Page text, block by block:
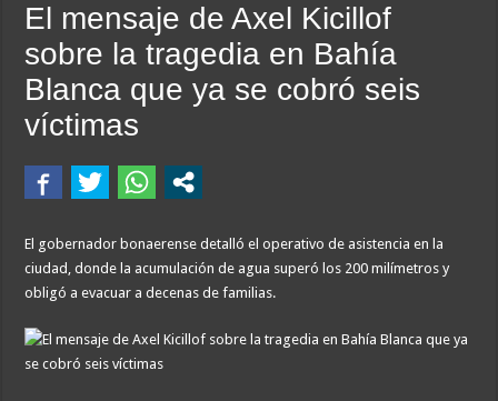
El mensaje de Axel Kicillof
sobre la tragedia en Bahía
Blanca que ya se cobró seis
víctimas
El gobernador bonaerense detalló el operativo de asistencia en la
ciudad, donde la acumulación de agua superó los 200 milímetros y
obligó a evacuar a decenas de familias.